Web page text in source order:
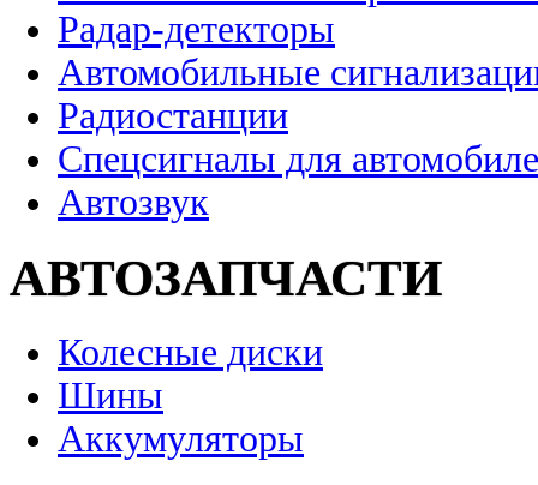
Радар-детекторы
Автомобильные
Радиостанции
Спецсигналы для
Автозвук
АВТОЗАПЧАСТИ
Колесные диски
Шины
Аккумуляторы